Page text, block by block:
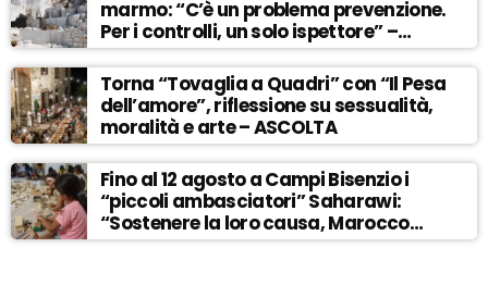
marmo: “C’è un problema prevenzione.
Per i controlli, un solo ispettore” –
ASCOLTA
Torna “Tovaglia a Quadri” con “Il Pesa
dell’amore”, riflessione su sessualità,
moralità e arte – ASCOLTA
Fino al 12 agosto a Campi Bisenzio i
“piccoli ambasciatori” Saharawi:
“Sostenere la loro causa, Marocco
sempre più invadente” – ASCOLTA